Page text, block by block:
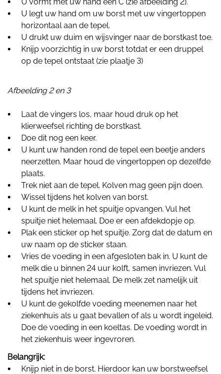
U legt uw hand om uw borst met uw vingertoppen
horizontaal aan de tepel.
U drukt uw duim en wijsvinger naar de borstkast toe.
Knijp voorzichtig in uw borst totdat er een druppel
op de tepel ontstaat (zie plaatje 3)
Afbeelding 2 en 3
Laat de vingers los, maar houd druk op het
klierweefsel richting de borstkast.
Doe dit nog een keer.
U kunt uw handen rond de tepel een beetje anders
neerzetten. Maar houd de vingertoppen op dezelfde
plaats.
Trek niet aan de tepel. Kolven mag geen pijn doen.
Wissel tijdens het kolven van borst.
U kunt de melk in het spuitje opvangen. Vul het
spuitje niet helemaal. Doe er een afdekdopje op.
Plak een sticker op het spuitje. Zorg dat de datum en
uw naam op de sticker staan.
Vries de voeding in een afgesloten bak in. U kunt de
melk die u binnen 24 uur kolft, samen invriezen. Vul
het spuitje niet helemaal. De melk zet namelijk uit
tijdens het invriezen.
U kunt de gekolfde voeding meenemen naar het
ziekenhuis als u gaat bevallen of als u wordt ingeleid.
Doe de voeding in een koeltas. De voeding wordt in
het ziekenhuis weer ingevroren.
Belangrijk:
Knijp niet in de borst. Hierdoor kan uw borstweefsel